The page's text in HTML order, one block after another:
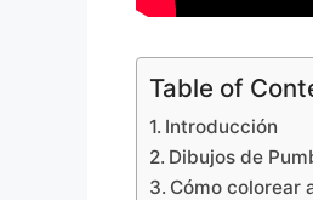
Table of
Introducción
Dibujos de
Cómo colorear